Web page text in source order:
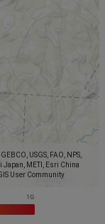
USGS, FAO, NPS,
Japan, METI, Esri China
User Community